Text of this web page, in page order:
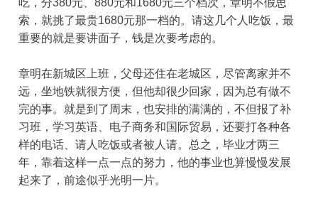
索，就挑了最贵1680元那一档的。请这几个人吃饭，最
重要的就是要讲面子，钱是次要考虑的。
章明在新城区上班，父母还住在老城区，尽管离家并不
远，坐地铁就很方便，但他却很少回家，因为总有做不
完的事。就是到了周末，也安排的满满的，不但报了补
习班，学习英语、电子商务和国际贸易，还要打各种各
样的电话、请人吃饭或者被人请。总之，毕业才两三
年，靠着这样一点一点的努力，他的事业也算慢慢发展
起来了，前途似乎光明一片。